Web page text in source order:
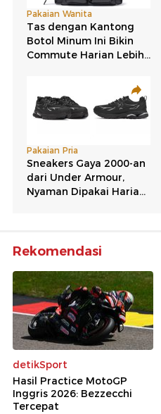
Rekomendasi
detikSport
Hasil Practice MotoGP
Inggris 2026: Bezzecchi
Tercepat